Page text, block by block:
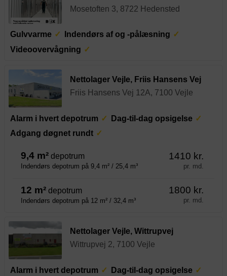
Mosetoften 3, 8722 Hedensted
Gulvvarme
Indendørs af og -pålæsning
Videoovervågning
Nettolager Vejle, Friis Hansens Vej
Friis Hansens Vej 12A, 7100 Vejle
Alarm i hvert depotrum
Dag-til-dag opsigelse
Adgang døgnet rundt
9,4 m² depotrum
Indendørs depotrum på 9,4 m² / 25,4 m³
1410 kr.
pr. md.
12 m² depotrum
Indendørs depotrum på 12 m² / 32,4 m³
1800 kr.
pr. md.
Nettolager Vejle, Wittrupvej
Wittrupvej 2, 7100 Vejle
Alarm i hvert depotrum
Dag-til-dag opsigelse